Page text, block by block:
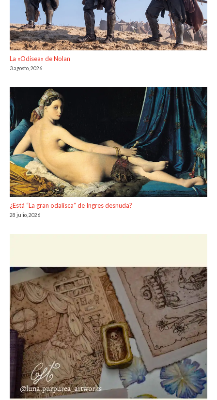
La «Odisea» de Nolan
3 agosto, 2026
¿Está “La gran odalisca” de Ingres desnuda?
28 julio, 2026